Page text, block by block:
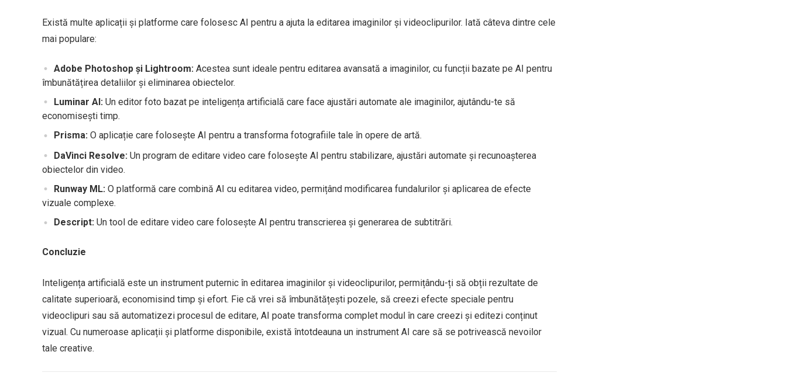
Există multe aplicații și platforme care folosesc AI pentru a ajuta la editarea imaginilor și videoclipurilor. Iată câteva dintre cele
mai populare:
Adobe Photoshop și Lightroom: Acestea sunt ideale pentru editarea avansată a imaginilor, cu funcții bazate pe AI pentru
îmbunătățirea detaliilor și eliminarea obiectelor.
Luminar AI: Un editor foto bazat pe inteligența artificială care face ajustări automate ale imaginilor, ajutându-te să
economisești timp.
Prisma: O aplicație care folosește AI pentru a transforma fotografiile tale în opere de artă.
DaVinci Resolve: Un program de editare video care folosește AI pentru stabilizare, ajustări automate și recunoașterea
obiectelor din video.
Runway ML: O platformă care combină AI cu editarea video, permițând modificarea fundalurilor și aplicarea de efecte
vizuale complexe.
Descript: Un tool de editare video care folosește AI pentru transcrierea și generarea de subtitrări.
Concluzie
Inteligența artificială este un instrument puternic în editarea imaginilor și videoclipurilor, permițându-ți să obții rezultate de
calitate superioară, economisind timp și efort. Fie că vrei să îmbunătățești pozele, să creezi efecte speciale pentru
videoclipuri sau să automatizezi procesul de editare, AI poate transforma complet modul în care creezi și editezi conținut
vizual. Cu numeroase aplicații și platforme disponibile, există întotdeauna un instrument AI care să se potrivească nevoilor
tale creative.